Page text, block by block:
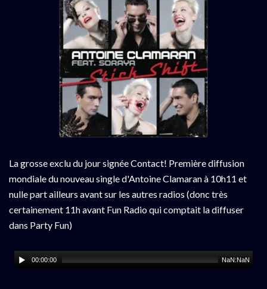
La grosse exclu du jour signée Contact! Première diffusion
mondiale du nouveau single d'Antoine Clamaran à 10h11 et
nulle part ailleurs avant sur les autres radios (donc très
certainement 11h avant Fun Radio qui comptait la diffuser
dans Party Fun)
00:00:00 NaN:NaN